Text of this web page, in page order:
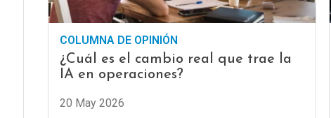
COLUMNA DE OPINIÓN
¿Cuál es el cambio real que trae la
IA en operaciones?
20 May 2026